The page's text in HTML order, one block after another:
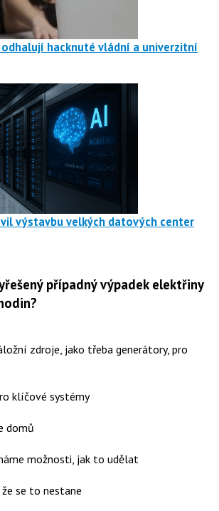
odhalují hacknuté vládní a univerzitní
výstavbu velkých datových center
případný výpadek elektřiny
zdroje, jako třeba generátory, pro
klíčové systémy
domů
možnosti, jak to udělat
se to nestane